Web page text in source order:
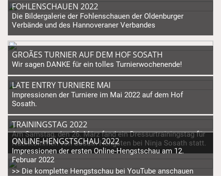
FOHLENSCHAUEN 2022
Die Bildergalerie der Fohlenschauen der Oldenburger
Verbände und des Hannoveraner Verbandes
GROÃES TURNIER AUF DEM HOF SOSATH
Wir sagen DANKE für ein tolles Turnierwochenende!
LATE ENTRY TURNIERE MAI
Impressionen der Turniere im Mai 2022 auf dem Hof
Sosath.
TRAININGSTAG 2022
Am Samstag, den 26. März fand ein Dressurtrainingstag für
Nachkommen von Sosath-Hengsten bei Ninja Sosath statt.
ONLINE-HENGSTSCHAU 2022
Impressionen der ersten Online-Hengstschau am 12.
Februar 2022
>> Die komplette Hengstschau bei YouTube anschauen